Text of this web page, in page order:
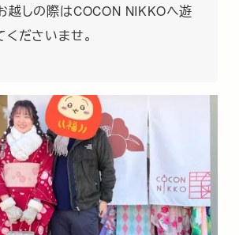
越しの際はCOCON NIKKOへ遊
ださいませ。